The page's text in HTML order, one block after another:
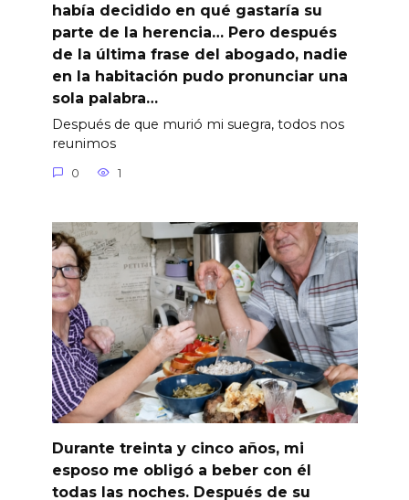
había decidido en qué gastaría su
parte de la herencia… Pero después
de la última frase del abogado, nadie
en la habitación pudo pronunciar una
sola palabra…
Después de que murió mi suegra, todos nos
reunimos
0 1
Durante treinta y cinco años, mi
esposo me obligó a beber con él
todas las noches. Después de su